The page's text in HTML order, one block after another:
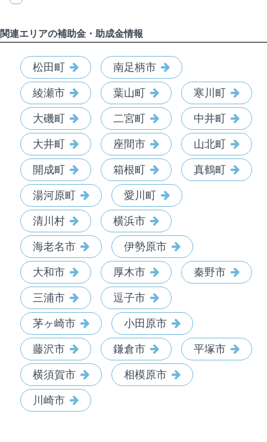
関連エリアの補助金・助成金情報
松田町 南足柄市
綾瀬市 葉山町 寒川町
大磯町 二宮町 中井町
大井町 座間市 山北町
開成町 箱根町 真鶴町
湯河原町 愛川町
清川村 横浜市
海老名市 伊勢原市
大和市 厚木市 秦野市
三浦市 逗子市
茅ヶ崎市 小田原市
藤沢市 鎌倉市 平塚市
横須賀市 相模原市
川崎市